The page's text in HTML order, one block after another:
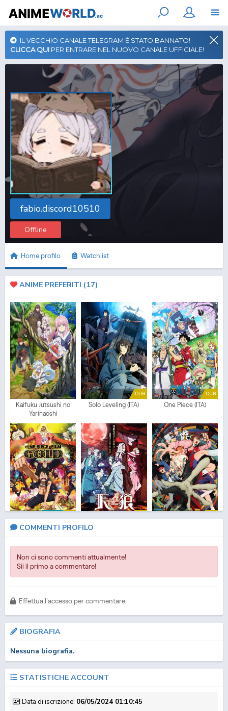
IL VECCHIO CANALE TELEGRAM È STATO BANNATO!
CLICCA QUI PER ENTRARE NEL NUOVO CANALE UFFICIALE!
fabio.discord10510
Offline
Home profilo Watchlist
ANIME PREFERITI (17)
Kaifuku Jutsushi no
Yarinaoshi
DUB
Solo Leveling (ITA)
DUB
One Piece (ITA)
One Piece Movie 13:
Sirius the Jaeger (ITA)
Dan Da Dan (ITA)
COMMENTI PROFILO
Non ci sono commenti attualmente!
Sii il primo a commentare!
Effettua l'accesso per commentare.
BIOGRAFIA
Nessuna biografia.
STATISTICHE ACCOUNT
Data di iscrizione: 06/05/2024 01:10:45